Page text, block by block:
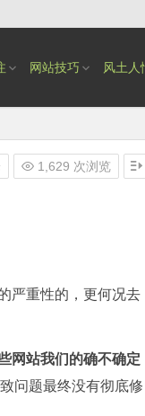
网站技巧 风土人
1,629 次浏览
严重性的，更何况去
网站我们的确不确定
致问题最终没有彻底修